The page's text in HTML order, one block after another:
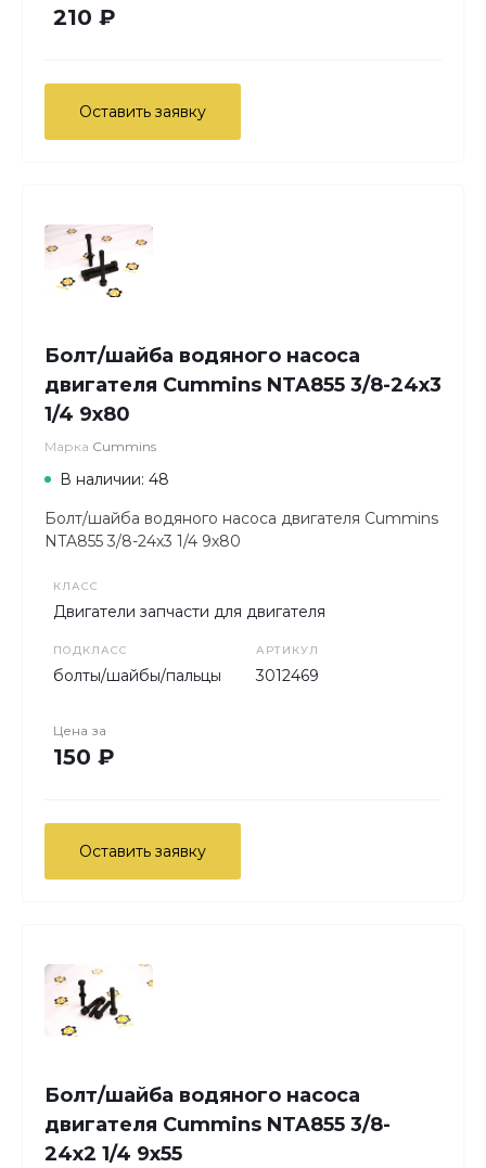
210 ₽
Оставить заявку
Болт/шайба водяного насоса
двигателя Cummins NTA855 3/8-24х3
1/4 9х80
Марка Cummins
В наличии: 48
Болт/шайба водяного насоса двигателя Cummins
NTA855 3/8-24х3 1/4 9х80
КЛАСС
Двигатели запчасти для двигателя
ПОДКЛАСС
болты/шайбы/пальцы
АРТИКУЛ
3012469
Цена за
150 ₽
Оставить заявку
Болт/шайба водяного насоса
двигателя Cummins NTA855 3/8-
24х2 1/4 9х55